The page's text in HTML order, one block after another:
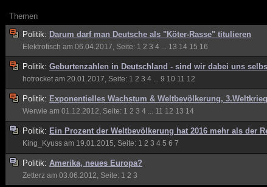
Themen
Politik: Darum darf man Deutsche als "Köter-Rasse" titulieren
Elektrofisch am 06.04.2017, Seite: 1 2 3 4 13 14 15 16
Politik: Geburtenzahlen in Deutschland - sind wir dabei uns
hotrocket am 20.01.2017, Seite: 1 2 3 4 9 10 11 12
Politik: Exponentielles Wachstum & Weltbevölkerung,
Werwie am 01.12.2012, Seite: 1 2 3 4 11 12 13 14
Politik: Ein Prozent der Weltbevölkerung hat 2016 mehr als der
King_Kyuss am 19.01.2015, Seite: 1 2 3 4 5 6 7
Politik: Amerika, neues Europa?
Zetterz am 03.06.2012, Seite: 1 2 3